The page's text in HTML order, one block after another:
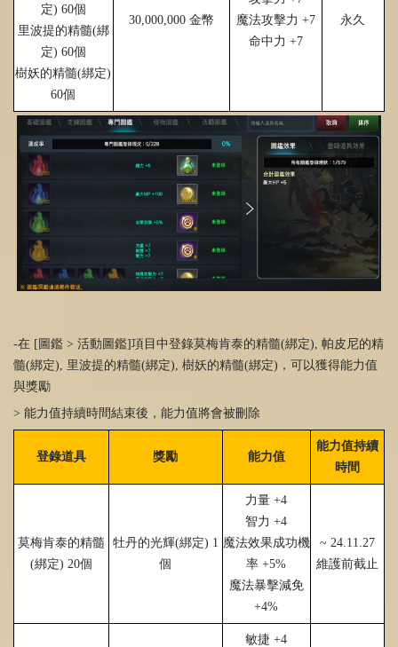
定) 60個
里波提的精髓(綁
定) 60個
樹妖的精髓(綁定)
60個
30,000,000 金幣
魔法攻擊力 +7
命中力 +7
永久
-在 [圖鑑 > 活動圖鑑]項目中登錄莫梅肯泰的精髓(綁定), 帕皮尼的精
髓(綁定), 里波提的精髓(綁定), 樹妖的精髓(綁定)，可以獲得能力值
與獎勵
> 能力值持續時間結束後，能力值將會被刪除
登錄道具 獎勵 能力值
能力值持續
時間
莫梅肯泰的精髓
(綁定) 20個
牡丹的光輝(綁定) 1
個
力量 +4
智力 +4
魔法效果成功機
率 +5%
魔法暴擊減免
+4%
~ 24.11.27
維護前截止
敏捷 +4